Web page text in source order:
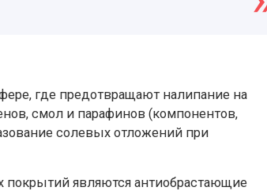
где предотвращают налипание на
смол и парафинов (компонентов,
солевых отложений при
покрытий являются антиобрастающие